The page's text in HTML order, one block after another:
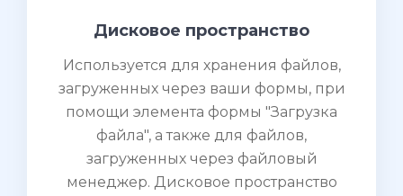
Дисковое пространство
Используется для хранения файлов,
загруженных через ваши формы, при
помощи элемента формы "Загрузка
файла", а также для файлов,
загруженных через файловый
менеджер. Дисковое пространство